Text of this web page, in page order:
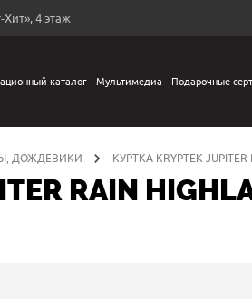
4 этаж
каталог Мультимедиа Подарочные
ДОЖДЕВИКИ КУРТКА KRYPTEK JUPITER
RAIN